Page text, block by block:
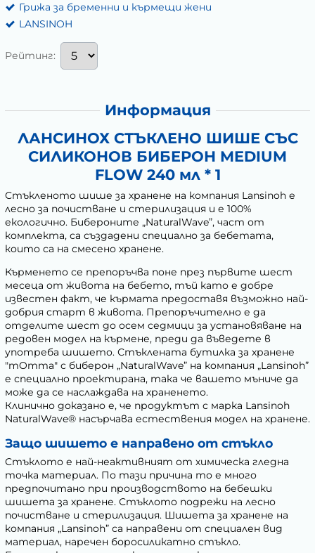
Грижа за бременни и кърмещи жени
LANSINOH
Рейтинг:
Информация
ЛАНСИНОХ СТЪКЛЕНО ШИШЕ СЪС
СИЛИКОНОВ БИБЕРОН MEDIUM
FLOW 240 мл * 1
Стъкленото шише за хранене на компания Lansinoh е
лесно за почистване и стерилизация и е 100%
екологично. Бибероните „NaturalWave”, част от
комплекта, са създадени специално за бебетата,
които са на смесено хранене.
Кърменето се препоръчва поне през първите шест
месеца от живота на бебето, тъй като е добре
известен факт, че кърмата предоставя възможно най-
добрия старт в живота. Препоръчително е да
отделите шест до осем седмици за установяване на
редовен модел на кърмене, преди да въведете в
употреба шишето. Стъклената бутилка за хранене
"mOmma" с биберон „NaturalWave” на компания „Lansinoh”
е специално проектирана, така че вашето мъниче да
може да се наслаждава на храненето.
Клинично доказано е, че продуктът с марка Lansinoh
NaturalWave® насърчава естествения модел на хранене.
Защо шишето е направено от стъкло
Стъклото е най-неактивният от химическа гледна
точка материал. По тази причина то е много
предпочитано при производството на бебешки
шишета за хранене. Стъклото подрежи на лесно
почистване и стерилизация. Шишета за хранене на
компания „Lansinoh” са направени от специален вид
материал, наречен боросиликатно стъкло.